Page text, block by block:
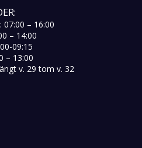
07:00 – 16:00
– 14:00
09:15
– 13:00
v. 29 tom v. 32